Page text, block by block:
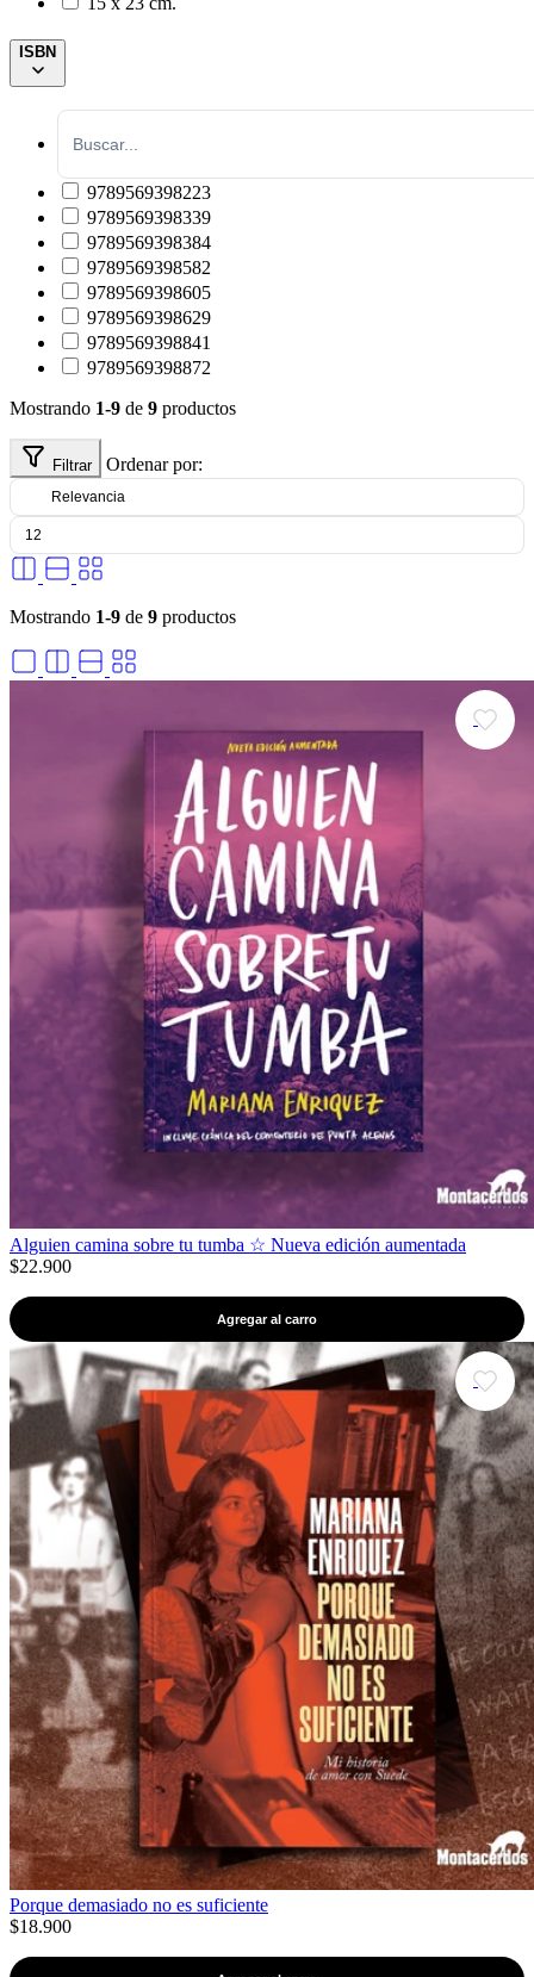
ISBN
9789569398223
9789569398339
9789569398384
9789569398582
9789569398605
9789569398629
9789569398841
9789569398872
Mostrando 1-9 de 9 productos
Filtrar Ordenar por:
Mostrando 1-9 de 9 productos
Alguien camina sobre tu tumba ☆ Nueva edición aumentada
$22.900
Agregar al carro
Porque demasiado no es suficiente
$18.900